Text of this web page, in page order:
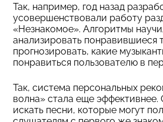
Так, например, год назад
усовершенствовали работу
«Незнакомое». Алгоритмы
анализировать понравившиеся
прогнозировать, какие
понравиться пользователю в
Так, система персональных
волна» стала еще эффективнее.
искать песни, которые могут